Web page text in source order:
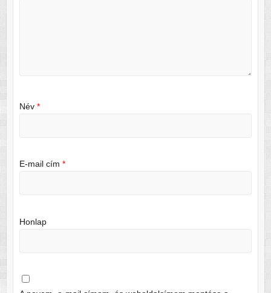
Név *
E-mail cím *
Honlap